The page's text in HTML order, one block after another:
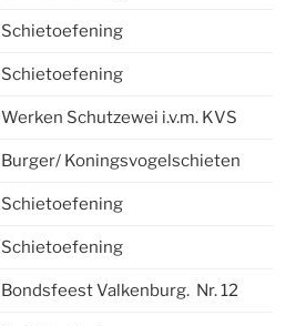
Schietoefening
Schietoefening
Werken Schutzewei i.v.m. KVS
Burger/ Koningsvogelschieten
Schietoefening
Schietoefening
Bondsfeest Valkenburg. Nr. 12